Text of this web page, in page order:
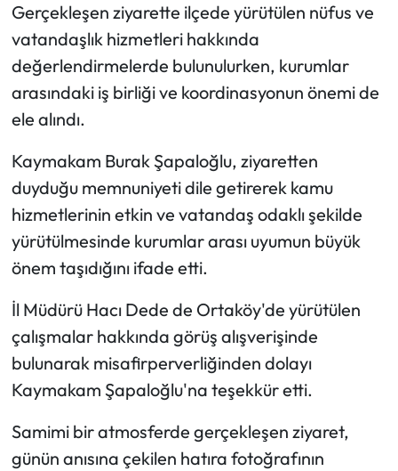
Gerçekleşen ziyarette ilçede yürütülen nüfus ve
vatandaşlık hizmetleri hakkında
değerlendirmelerde bulunulurken, kurumlar
arasındaki iş birliği ve koordinasyonun önemi de
ele alındı.
Kaymakam Burak Şapaloğlu, ziyaretten
duyduğu memnuniyeti dile getirerek kamu
hizmetlerinin etkin ve vatandaş odaklı şekilde
yürütülmesinde kurumlar arası uyumun büyük
önem taşıdığını ifade etti.
İl Müdürü Hacı Dede de Ortaköy'de yürütülen
çalışmalar hakkında görüş alışverişinde
bulunarak misafirperverliğinden dolayı
Kaymakam Şapaloğlu'na teşekkür etti.
Samimi bir atmosferde gerçekleşen ziyaret,
günün anısına çekilen hatıra fotoğrafının
Magazin
Mecitözü Haberleri
Oğuzlar Haberleri
Ortaköy Haberleri
Osmancık Haberleri
Otomotiv
Resmi İlan
Resmi Reklam
Sağlık
Siyaset